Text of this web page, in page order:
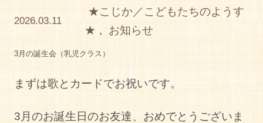
2026.03.11
★こじか／こどもたちのようす
★ , お知らせ
3月の誕生会（乳児クラス）
まずは歌とカードでお祝いです。
3月のお誕生日のお友達、おめでとうございま